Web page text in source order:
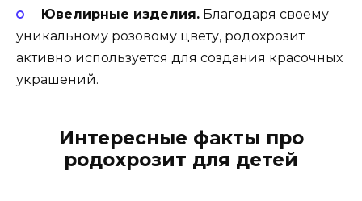
Ювелирные изделия.Благодаря своему
уникальному розовому цвету, родохрозит
активно используется для создания красочных
украшений.
Интересные факты про
родохрозит для детей